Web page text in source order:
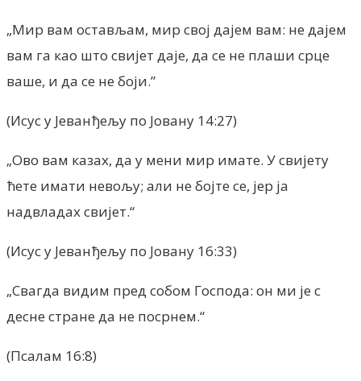
„Мир вам остављам, мир свој дајем вам: не дајем
вам га као што свијет даје, да се не плаши срце
ваше, и да се не боји.”
(Исус у Јеванђељу по Јовану 14:27)
„Ово вам казах, да у мени мир имате. У свијету
ћете имати невољу; али не бојте се, јер ја
надвладах свијет.“
(Исус у Јеванђељу по Јовану 16:33)
„Свагда видим пред собом Господа: он ми је с
десне стране да не посрнем.“
(Псалам 16:8)